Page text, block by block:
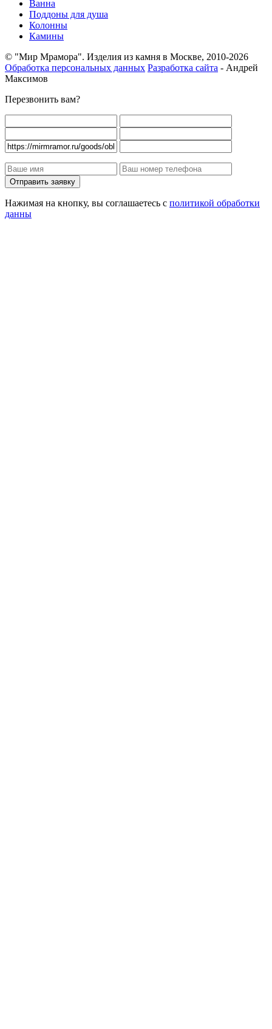
Ванна
Поддоны для душа
Колонны
Камины
© "Мир Мрамора". Изделия из камня в Москве, 2010-2026
Обработка персональных данных Разработка сайта - Андрей
Максимов
Перезвонить вам?
Нажимая на кнопку, вы соглашаетесь с политикой обработки
данны